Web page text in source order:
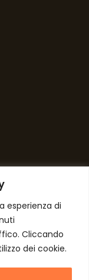
esperienza di
Cliccando
dei cookie.
esclusivo e